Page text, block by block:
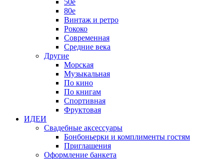
50е
80е
Винтаж и ретро
Рококо
Современная
Средние века
Другие
Морская
Музыкальная
По кино
По книгам
Спортивная
Фруктовая
ИДЕИ
Свадебные аксессуары
Бонбоньерки и комплименты гостям
Приглашения
Оформление банкета